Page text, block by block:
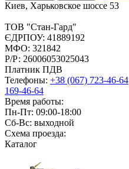
Киев, Харьковское шоссе 53
ТОВ "Стан-Гард"
ЄДРПОУ: 41889192
МФО: 321842
Р/Р: 26006053025043
Платник ПДВ
Телефоны: +38 (067) 723-46-64
169-46-64
Время работы:
Пн-Пт: 09:00-18:00
Сб-Вс: выходной
Схема проезда:
Каталог